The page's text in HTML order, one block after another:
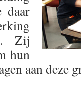
daar
Zij
hun
aan deze